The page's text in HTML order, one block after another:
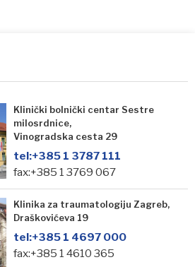
Klinički bolnički centar Sestre
milosrdnice,
Vinogradska cesta 29
tel:+385 1 3787 111
fax:+385 1 3769 067
Klinika za traumatologiju Zagreb,
Draškovićeva 19
tel:+385 1 4697 000
fax:+385 1 4610 365